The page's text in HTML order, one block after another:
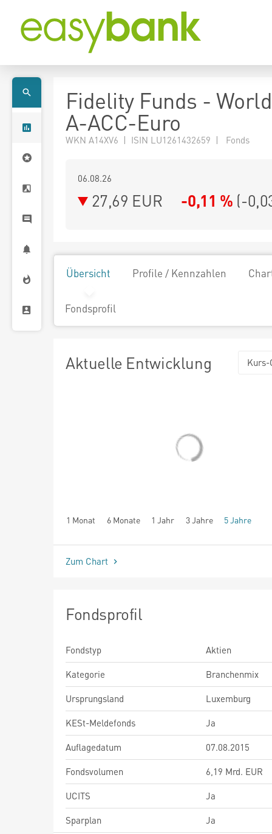
Fidelity Funds -
A-ACC-Euro
WKN A14XV6 | ISIN LU1261432659 | Fonds
06.08.26
27,69 EUR -0,11 % (-
Übersicht Profile / Kennzahlen
Fondsprofil
Aktuelle Entwicklung Kurs-
1 Monat 6 Monate 1 Jahr 3 Jahre 5 Jahre
seit Beginn
Zum Chart
Fondsprofil
Fondstyp
Aktien
Kategorie
Branchenmix
Ursprungsland
Luxemburg
KESt-Meldefonds
Ja
Auflagedatum
07.08.2015
Fondsvolumen
6,19 Mrd. EUR
UCITS
Ja
Sparplan
Ja